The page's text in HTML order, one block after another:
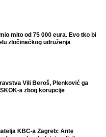
mito od 75 000 eura. Evo tko bi
zločinačkog udruženja
Vili Beroš, Plenković ga
a zbog korupcije
KBC-a Zagreb: Ante